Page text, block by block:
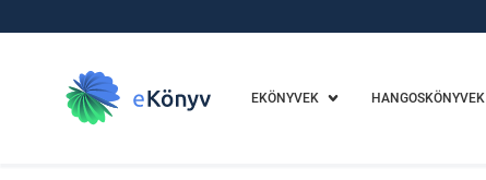
EKÖNYVEK HANGOSKÖNYVEK